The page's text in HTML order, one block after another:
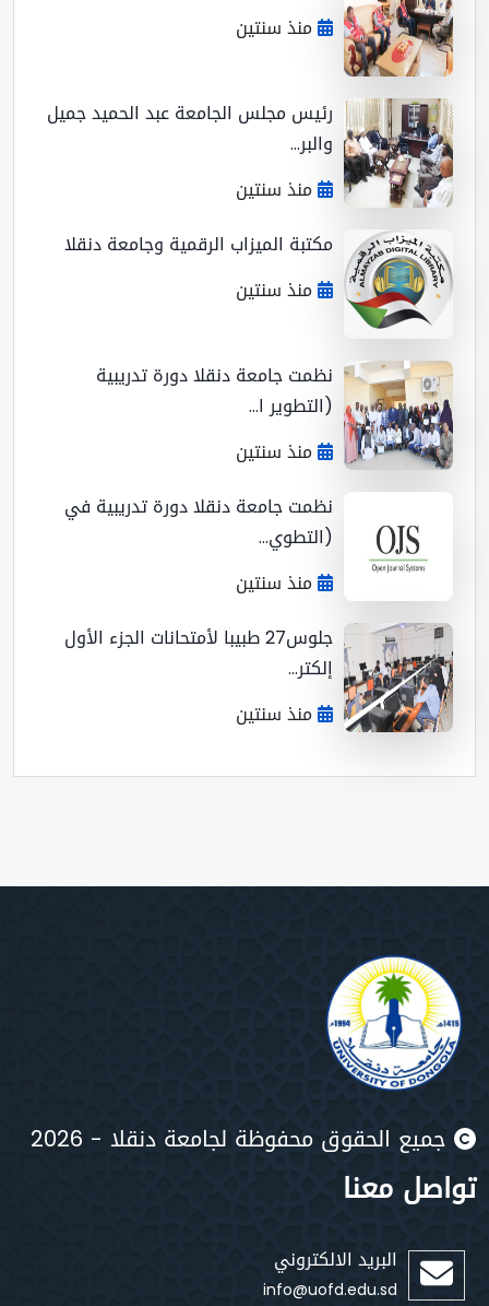
منذ سنتين
رئيس مجلس الجامعة عبد الحميد جميل
والبر...
منذ سنتين
مكتبة الميزاب الرقمية وجامعة دنقلا
منذ سنتين
نظمت جامعة دنقلا دورة تدريبية
(التطوير ا...
منذ سنتين
نظمت جامعة دنقلا دورة تدريبية في
(التطوي...
منذ سنتين
جلوس27 طبيبا لأمتحانات الجزء الأول
إلكتر...
منذ سنتين
الحقوق محفوظة لجامعة دنقلا - 2026
معنا
البريد الالكتروني
info@uofd.edu.sd